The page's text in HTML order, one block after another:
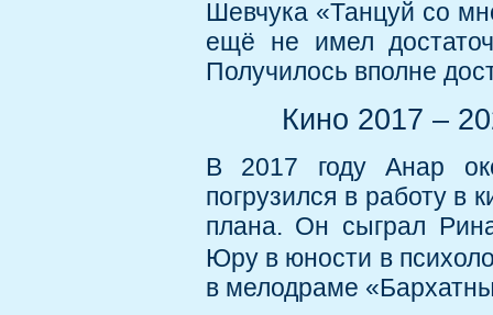
Шевчука «Танцуй со
ещё не имел
Получилось вполне
Кино 2017 –
В 2017 году Анар
погрузился в работу в
плана. Он сыграл
Юру в юности в
в мелодраме